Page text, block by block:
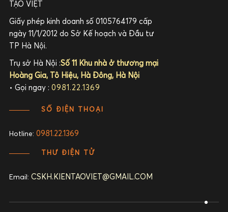
TẠO VIỆT
Giấy phép kinh doanh số 0105764179 cấp
ngày 11/1/2012 do Sở Kế hoạch và Đầu tư
TP Hà Nội.
Trụ sở Hà Nội :Số 11 Khu nhà ở thương mại
Hoàng Gia, Tô Hiệu, Hà Đông, Hà Nội
• Gọi ngay : 0981.22.1369
SỐ ĐIỆN THOẠI
Hotline: 0981.22.1369
THƯ ĐIỆN TỬ
Email: CSKH.KIENTAOVIET@GMAIL.COM